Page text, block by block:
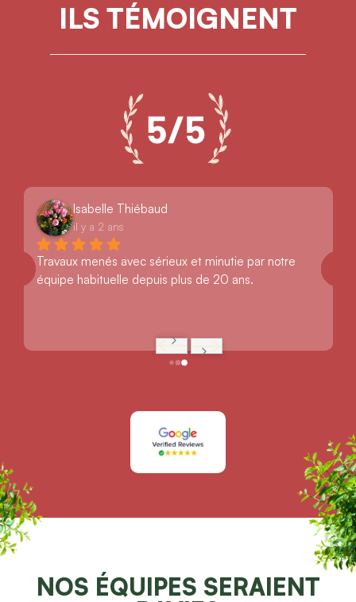
ILS TÉMOIGNENT
Isabelle Thiébaud
il y a 2 ans
Travaux menés avec sérieux et minutie par notre
équipe habituelle depuis plus de 20 ans.
NOS ÉQUIPES SERAIENT